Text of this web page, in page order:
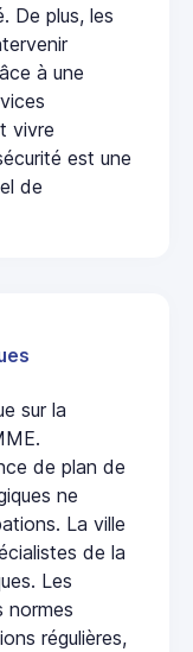
De plus, les
à une
vivre
est une
de
sur la
de plan de
ne
La ville
de la
Les
normes
régulières,